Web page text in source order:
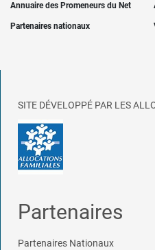
Annuaire des Promeneurs du Net
Partenaires nationaux
SITE DÉVELOPPÉ PAR LES
Partenaires
Partenaires Nationaux